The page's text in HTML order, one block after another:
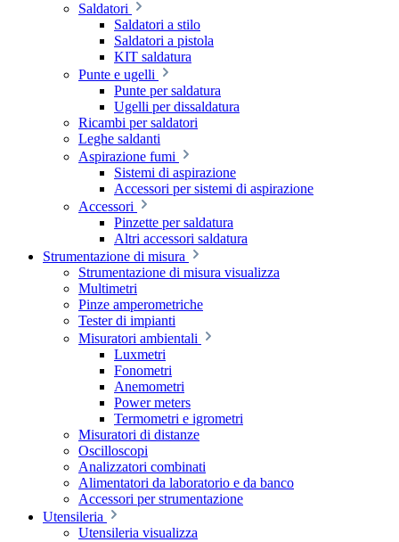
Saldatori
Saldatori a stilo
Saldatori a pistola
KIT saldatura
Punte e ugelli
Punte per saldatura
Ugelli per dissaldatura
Ricambi per saldatori
Leghe saldanti
Aspirazione fumi
Sistemi di aspirazione
Accessori per sistemi di aspirazione
Accessori
Pinzette per saldatura
Altri accessori saldatura
Strumentazione di misura
Strumentazione di misura visualizza
Multimetri
Pinze amperometriche
Tester di impianti
Misuratori ambientali
Luxmetri
Fonometri
Anemometri
Power meters
Termometri e igrometri
Misuratori di distanze
Oscilloscopi
Analizzatori combinati
Alimentatori da laboratorio e da banco
Accessori per strumentazione
Utensileria
Utensileria visualizza